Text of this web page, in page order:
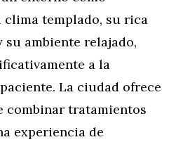
clima templado, su rica
ambiente relajado,
a la
La ciudad ofrece
combinar tratamientos
experiencia de